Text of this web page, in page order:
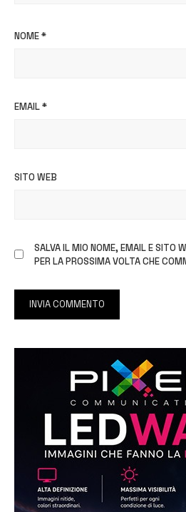
NOME*
EMAIL*
SITO WEB
SALVA IL MIO NOME, EMAIL E SITO
PER LA PROSSIMA VOLTA CHE